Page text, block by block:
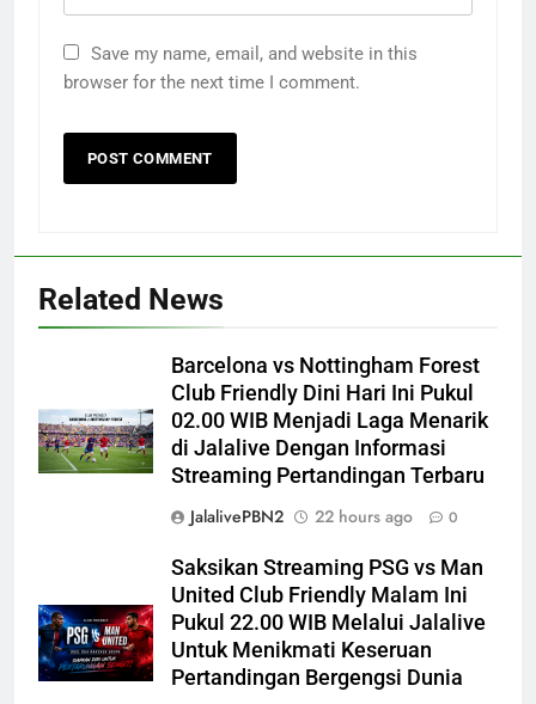
Save my name, email, and website in this
browser for the next time I comment.
Related News
Barcelona vs Nottingham Forest
Club Friendly Dini Hari Ini Pukul
02.00 WIB Menjadi Laga Menarik
di Jalalive Dengan Informasi
Streaming Pertandingan Terbaru
JalalivePBN2
22 hours ago 0
Saksikan Streaming PSG vs Man
United Club Friendly Malam Ini
Pukul 22.00 WIB Melalui Jalalive
Untuk Menikmati Keseruan
Pertandingan Bergengsi Dunia